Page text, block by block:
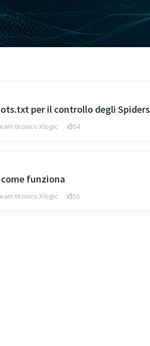
per il controllo degli Spiders
tecnico Xlogic 154
funziona
tecnico Xlogic 155